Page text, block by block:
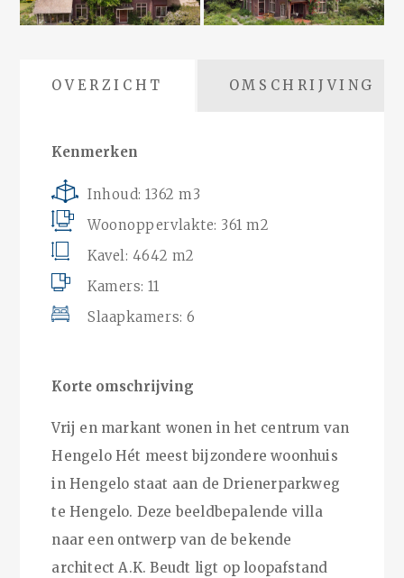
OVERZICHT OMSCHRIJVING
Kenmerken
Inhoud: 1362 m3
Woonoppervlakte: 361 m2
Kavel: 4642 m2
Kamers: 11
Slaapkamers: 6
Korte omschrijving
Vrij en markant wonen in het centrum van
Hengelo Hét meest bijzondere woonhuis
in Hengelo staat aan de Drienerparkweg
te Hengelo. Deze beeldbepalende villa
naar een ontwerp van de bekende
architect A.K. Beudt ligt op loopafstand